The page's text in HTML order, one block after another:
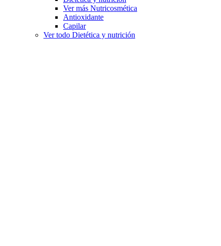
Ver más Nutricosmética
Antioxidante
Capilar
Ver todo Dietética y nutrición